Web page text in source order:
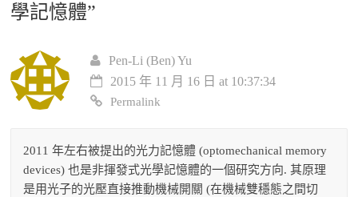
學記憶體”
Pen-Li (Ben) Yu
2015 年 11 月 16 日 at 10:37:34
Permalink
2011 年左右被提出的光力記憶體 (optomechanical memory
devices) 也是非揮發式光學記憶體的一個研究方向. 其原理
是用光子的光壓直接推動機械開關 (在機械雙穩態之間切